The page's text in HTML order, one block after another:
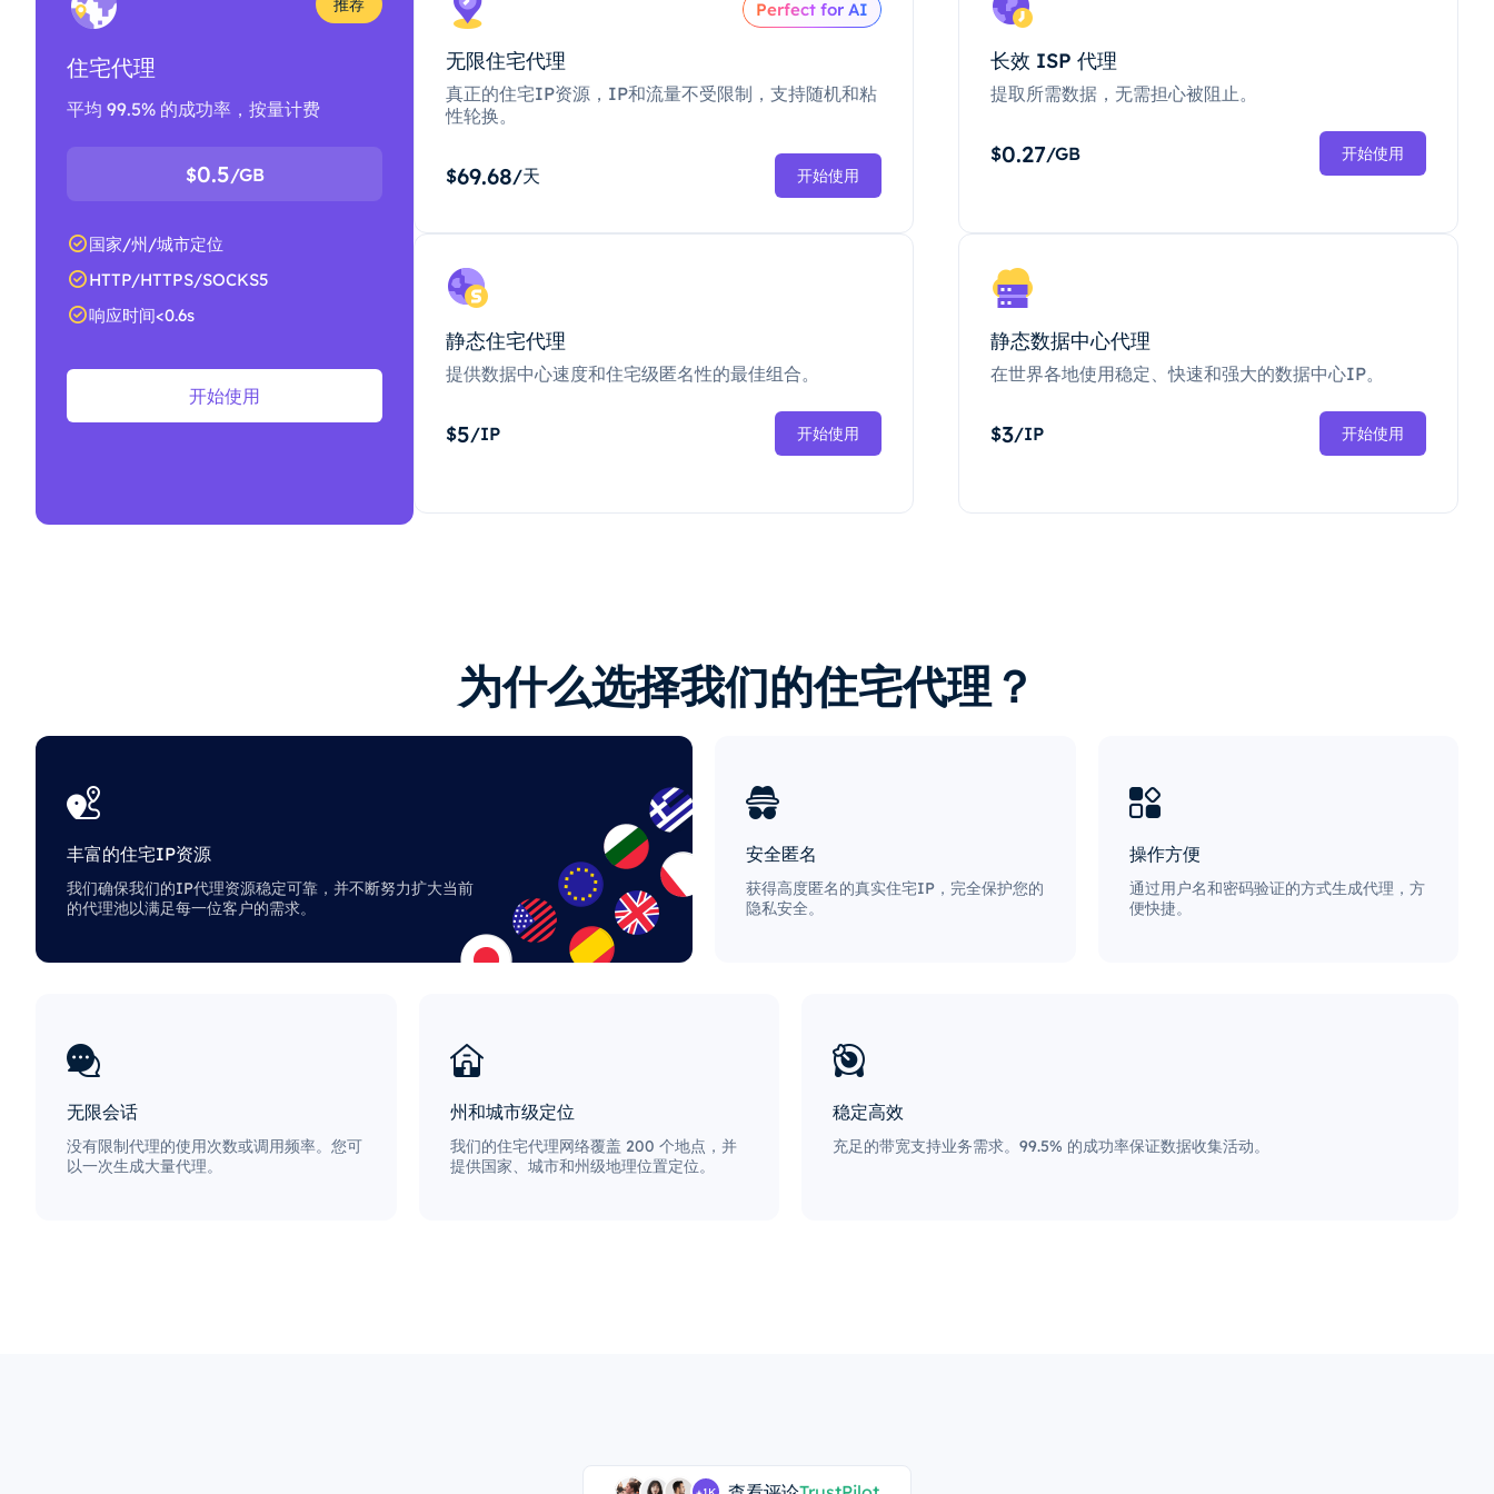
推荐
住宅代理
平均 99.5% 的成功率，按量计费
$0.5/GB
国家/州/城市定位
HTTP/HTTPS/SOCKS5
响应时间<0.6s
开始使用
Perfect for AI
无限住宅代理
真正的住宅IP资源，IP和流量不受限制，支持随机和粘
性轮换。
$69.68/天 开始使用
长效 ISP 代理
提取所需数据，无需担心被阻止。
$0.27/GB 开始使用
静态住宅代理
提供数据中心速度和住宅级匿名性的最佳组合。
$5/IP 开始使用
静态数据中心代理
在世界各地使用稳定、快速和强大的数据中心IP。
$3/IP 开始使用
为什么选择我们的住宅代理？
丰富的住宅IP资源
我们确保我们的IP代理资源稳定可靠，并不断努力扩大当前
的代理池以满足每一位客户的需求。
安全匿名
获得高度匿名的真实住宅IP，完全保护您的
隐私安全。
操作方便
通过用户名和密码验证的方式生成代理，方
便快捷。
无限会话
没有限制代理的使用次数或调用频率。您可
以一次生成大量代理。
州和城市级定位
我们的住宅代理网络覆盖 200 个地点，并
提供国家、城市和州级地理位置定位。
稳定高效
充足的带宽支持业务需求。99.5% 的成功率保证数据收集活动。